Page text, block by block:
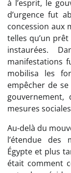
à l’esprit, le
d’urgence fut
concession aux
telles qu’un
instaurées.
manifestations
mobilisa les
empêcher de
gouvernement,
mesures
Au-delà du
l’étendue des
Égypte et plus
était comment